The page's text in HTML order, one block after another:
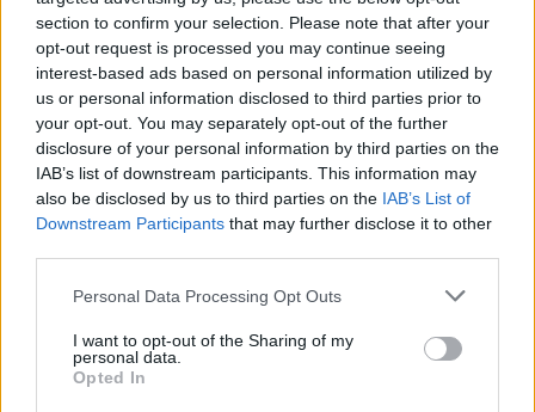
section to confirm your selection. Please note that after your
opt-out request is processed you may continue seeing
interest-based ads based on personal information utilized by
us or personal information disclosed to third parties prior to
your opt-out. You may separately opt-out of the further
disclosure of your personal information by third parties on the
IAB’s list of downstream participants. This information may
also be disclosed by us to third parties on the IAB’s List of
Downstream Participants that may further disclose it to other
Personal Data Processing Opt Outs
I want to opt-out of the Sharing of my
personal data.
Opted In
multifacetado
Vidago impôs-se em
Abambres com triunfo por 2-1
brilhante na prova inaugural da
Taça de Portugal de